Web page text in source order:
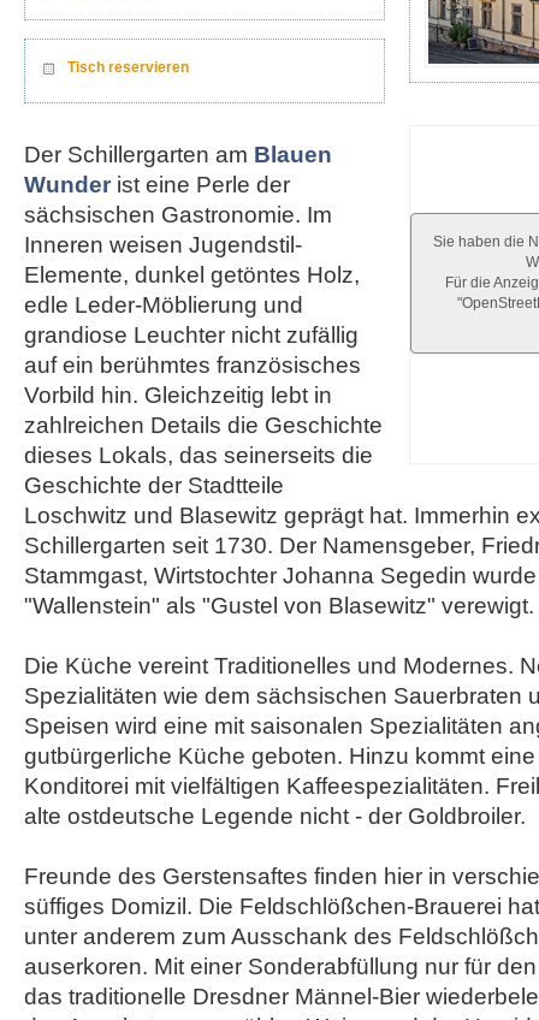
Sie haben die
Für die
Tisch reservieren
Der Schillergarten am Blauen
Wunder ist eine Perle der
sächsischen Gastronomie. Im
Inneren weisen Jugendstil-
Elemente, dunkel getöntes Holz,
edle Leder-Möblierung und
grandiose Leuchter nicht zufällig
auf ein berühmtes französisches
Vorbild hin. Gleichzeitig lebt in
zahlreichen Details die Geschichte
dieses Lokals, das seinerseits die
Geschichte der Stadtteile
Loschwitz und Blasewitz geprägt hat. Immerhin
Schillergarten seit 1730. Der Namensgeber,
Stammgast, Wirtstochter Johanna Segedin
"Wallenstein" als "Gustel von Blasewitz" verewigt.
Die Küche vereint Traditionelles und Modernes.
Spezialitäten wie dem sächsischen Sauerbraten
Speisen wird eine mit saisonalen Spezialitäten
gutbürgerliche Küche geboten. Hinzu kommt
Konditorei mit vielfältigen Kaffeespezialitäten.
alte ostdeutsche Legende nicht - der Goldbroiler.
Freunde des Gerstensaftes finden hier in
süffiges Domizil. Die Feldschlößchen-Brauerei
unter anderem zum Ausschank des
auserkoren. Mit einer Sonderabfüllung nur für
das traditionelle Dresdner Männel-Bier